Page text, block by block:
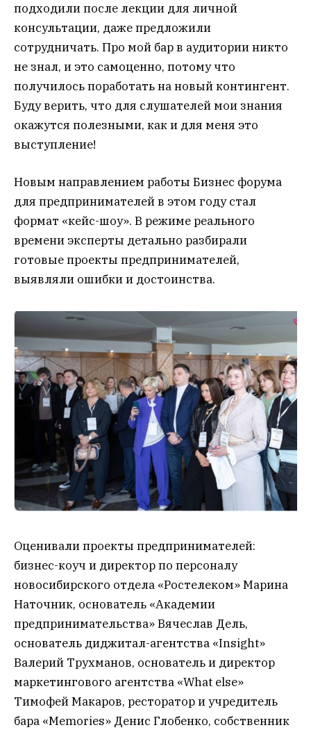
подходили после лекции для личной
консультации, даже предложили
сотрудничать. Про мой бар в аудитории никто
не знал, и это самоценно, потому что
получилось поработать на новый контингент.
Буду верить, что для слушателей мои знания
окажутся полезными, как и для меня это
выступление!
Новым направлением работы Бизнес форума
для предпринимателей в этом году стал
формат «кейс-шоу». В режиме реального
времени эксперты детально разбирали
готовые проекты предпринимателей,
выявляли ошибки и достоинства.
Оценивали проекты предпринимателей:
бизнес-коуч и директор по персоналу
новосибирского отдела «Ростелеком» Марина
Наточник, основатель «Академии
предпринимательства» Вячеслав Дель,
основатель диджитал-агентства «Insight»
Валерий Трухманов, основатель и директор
маркетингового агентства «What else»
Тимофей Макаров, ресторатор и учредитель
бара «Memories» Денис Глобенко, собственник